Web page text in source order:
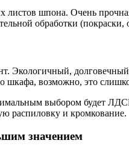
шпона. Очень
обработки
Экологичный,
шкафа, возможно, это
выбором будет
распиловку и кромкование.
значением